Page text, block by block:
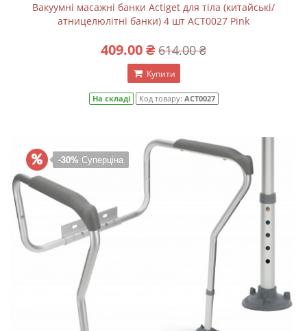
Вакуумні масажні банки Actiget для тіла (китайські/
атницелюлітні банки) 4 шт ACT0027 Pink
409.00 ₴ 614.00 ₴
Купити
На складі Код товару: ACT0027
-30% Суперціна